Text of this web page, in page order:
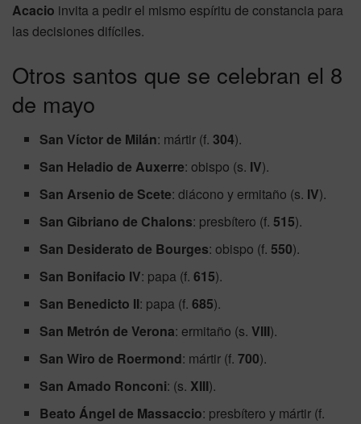
Acacio invita a pedir el mismo espíritu de constancia para
las decisiones difíciles.
Otros santos que se celebran el 8
de mayo
San Víctor de Milán: mártir (f. 304).
San Heladio de Auxerre: obispo (s. IV).
San Arsenio de Scete: diácono y ermitaño (s. IV).
San Gibriano de Chalons: presbítero (f.515).
San Desiderato de Bourges: obispo (f.550).
San Bonifacio IV: papa (f.615).
San Benedicto II: papa (f.685).
San Metrón de Verona: ermitaño (s.VIII).
San Wiro de Roermond: mártir (f.700).
San Amado Ronconi: (s. XIII).
Beato Ángel de Massaccio: presbítero y mártir (f.